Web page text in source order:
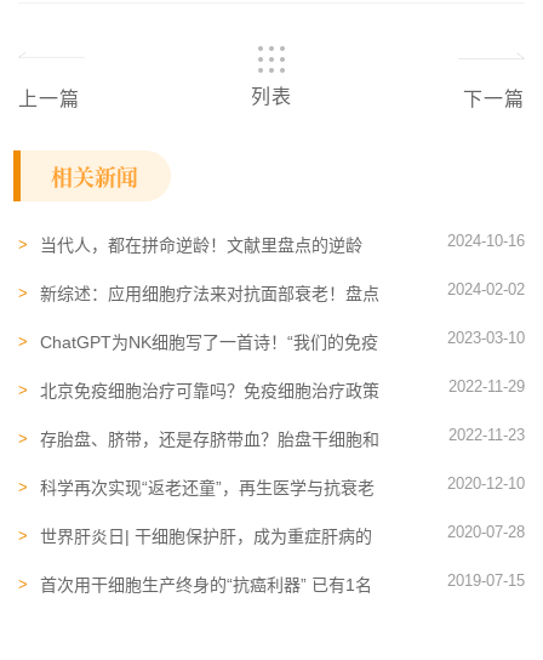
上一篇 列表 下一篇
相关新闻
当代人，都在拼命逆龄！文献里盘点的逆龄
2024-10-16
新综述：应用细胞疗法来对抗面部衰老！盘点
2024-02-02
ChatGPT为NK细胞写了一首诗！“我们的免疫
2023-03-10
北京免疫细胞治疗可靠吗？免疫细胞治疗政策
2022-11-29
存胎盘、脐带，还是存脐带血？胎盘干细胞和
2022-11-23
科学再次实现“返老还童”，再生医学与抗衰老
2020-12-10
世界肝炎日| 干细胞保护肝，成为重症肝病的
2020-07-28
首次用干细胞生产终身的“抗癌利器” 已有1名
2019-07-15